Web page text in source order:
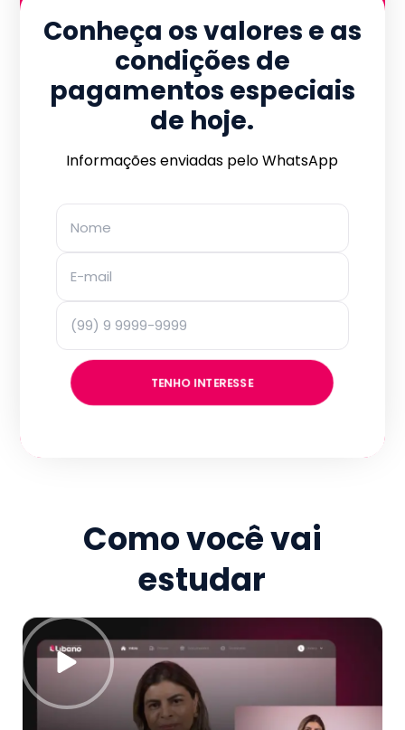
Conheça os valores e as
condições de
pagamentos especiais
de hoje.
Informações enviadas pelo WhatsApp
TENHO INTERESSE
Como você vai
estudar